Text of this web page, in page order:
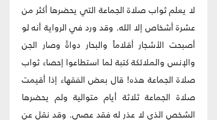
لا يعلم ثواب صلاة الجماعة التي يحضرها أكثر من
عشرة أشخاص إلا الله. وقد ورد في الرواية أنه لو
أصبحت الأشجار أقلاماً والبحار دواةً وصار الجن
والإنس والملائكة كتبة لما استطاعوا إحصاء ثواب
صلاة الجماعة هذه! قال بعض الفقهاء إذا أقيمت
صلاة الجماعة ثلاثة أيام متوالية ولم يحضرها
الشخص الذي لا عذر له فقد عصى. وقد نقل عن